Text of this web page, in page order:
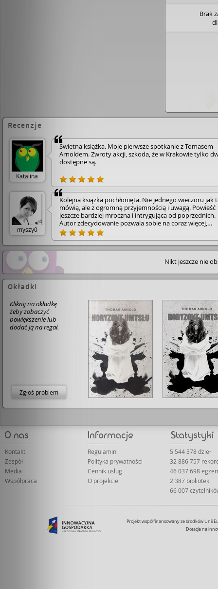
Brak
Recenzje
Katalina
Świetna książka. Moje pierwsze spotkanie z Tomasem
Arnoldem. Zwroty akcji, szkoda, że w Krakowie tylko
dostępne są.
myszy0
Kolejna książka pochłonięta. Nie jednego wieczoru jak
mówią, ale z ogromną przyjemnością i uwagą. Powieść
jeszcze bardziej mroczna i intrygująca od poprzednich.
Autor zdecydowanie pozwala sobie na coraz więcej,
wystawiając nasze emocje na prawdziwe tortury! Tym
razem detektywi zostali wplątani w aferę medyczną,
skutki odczuli boleśnie na własnej skórze. Jak
wyrachowana intryga, zwroty akcji, zaskoczenie do
ostatnich rozdziałów. Nie raz mruczałam pod nosem
jak to!"... i leciał kolejny rozdział :-) Uwielbiam i czekam
więcej! Polecam wszystkie pozycje Thomasa Arnolda,
Nikt jeszcze nie
Okładki
Kliknij na okładkę
żeby zobaczyć
powiększenie lub
dodać ją na regał.
Zgłoś problem
Kontakt
Zespół
Media
Współpraca
Regulamin
Polityka prywatności
Cennik usług
O projekcie
5 544 378 dzieł
32 886 757
46 037 698
2 387 bibliotek
66 007
Projekt współfinansowany ze środków Unii
Dotacje na